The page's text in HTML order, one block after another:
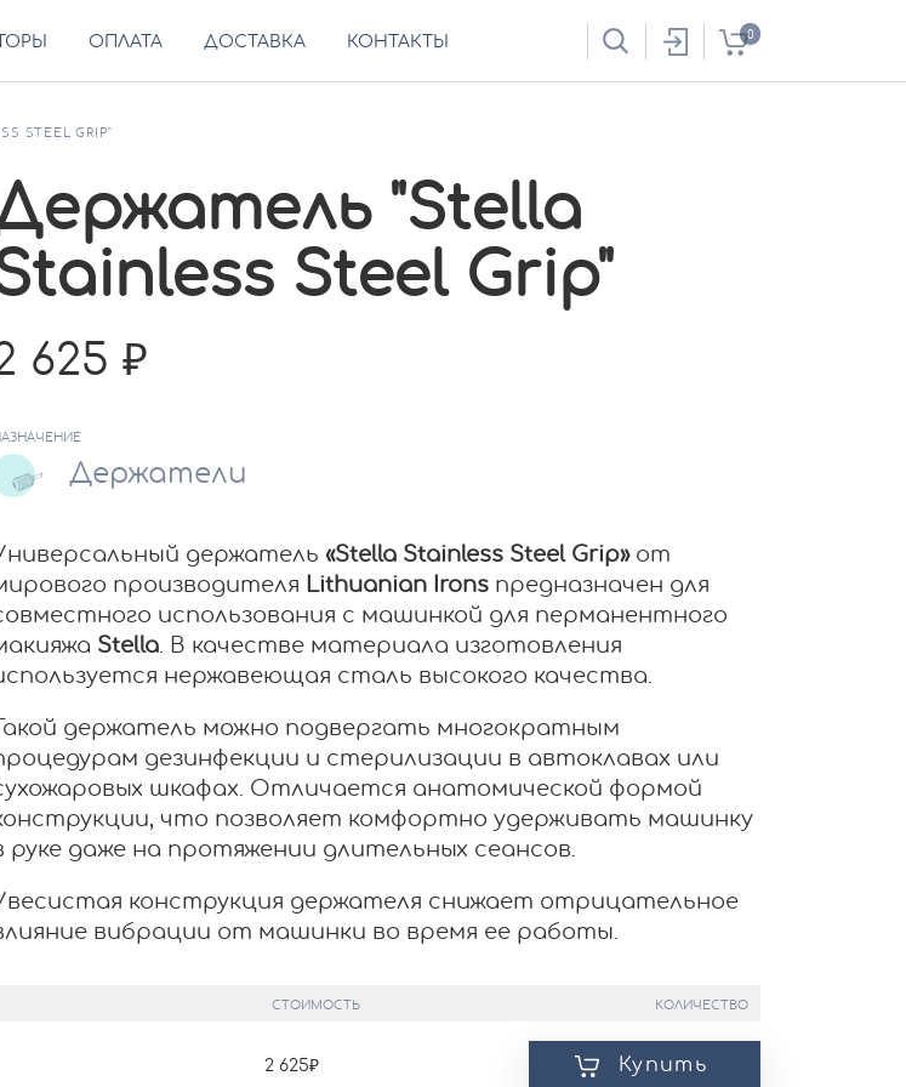
ОПЛАТА ДОСТАВКА КОНТАКТЫ 0
STEEL GRIP"
"Stella
Steel Grip"
625
Держатели
держатель «Stella Stainless Steel Grip»от
производителя Lithuanian Irons предназначен для
использования с машинкой для перманентного
Stella. В качестве материала изготовления
нержавеющая сталь высокого качества.
держатель можно подвергать многократным
дезинфекции и стерилизации в автоклавах или
шкафах. Отличается анатомической формой
что позволяет комфортно удерживать машинку
руке даже на протяжении длительных сеансов.
конструкция держателя снижает отрицательное
вибрации от машинки во время ее работы.
СТОИМОСТЬ КОЛИЧЕСТВО
2 625 Купить